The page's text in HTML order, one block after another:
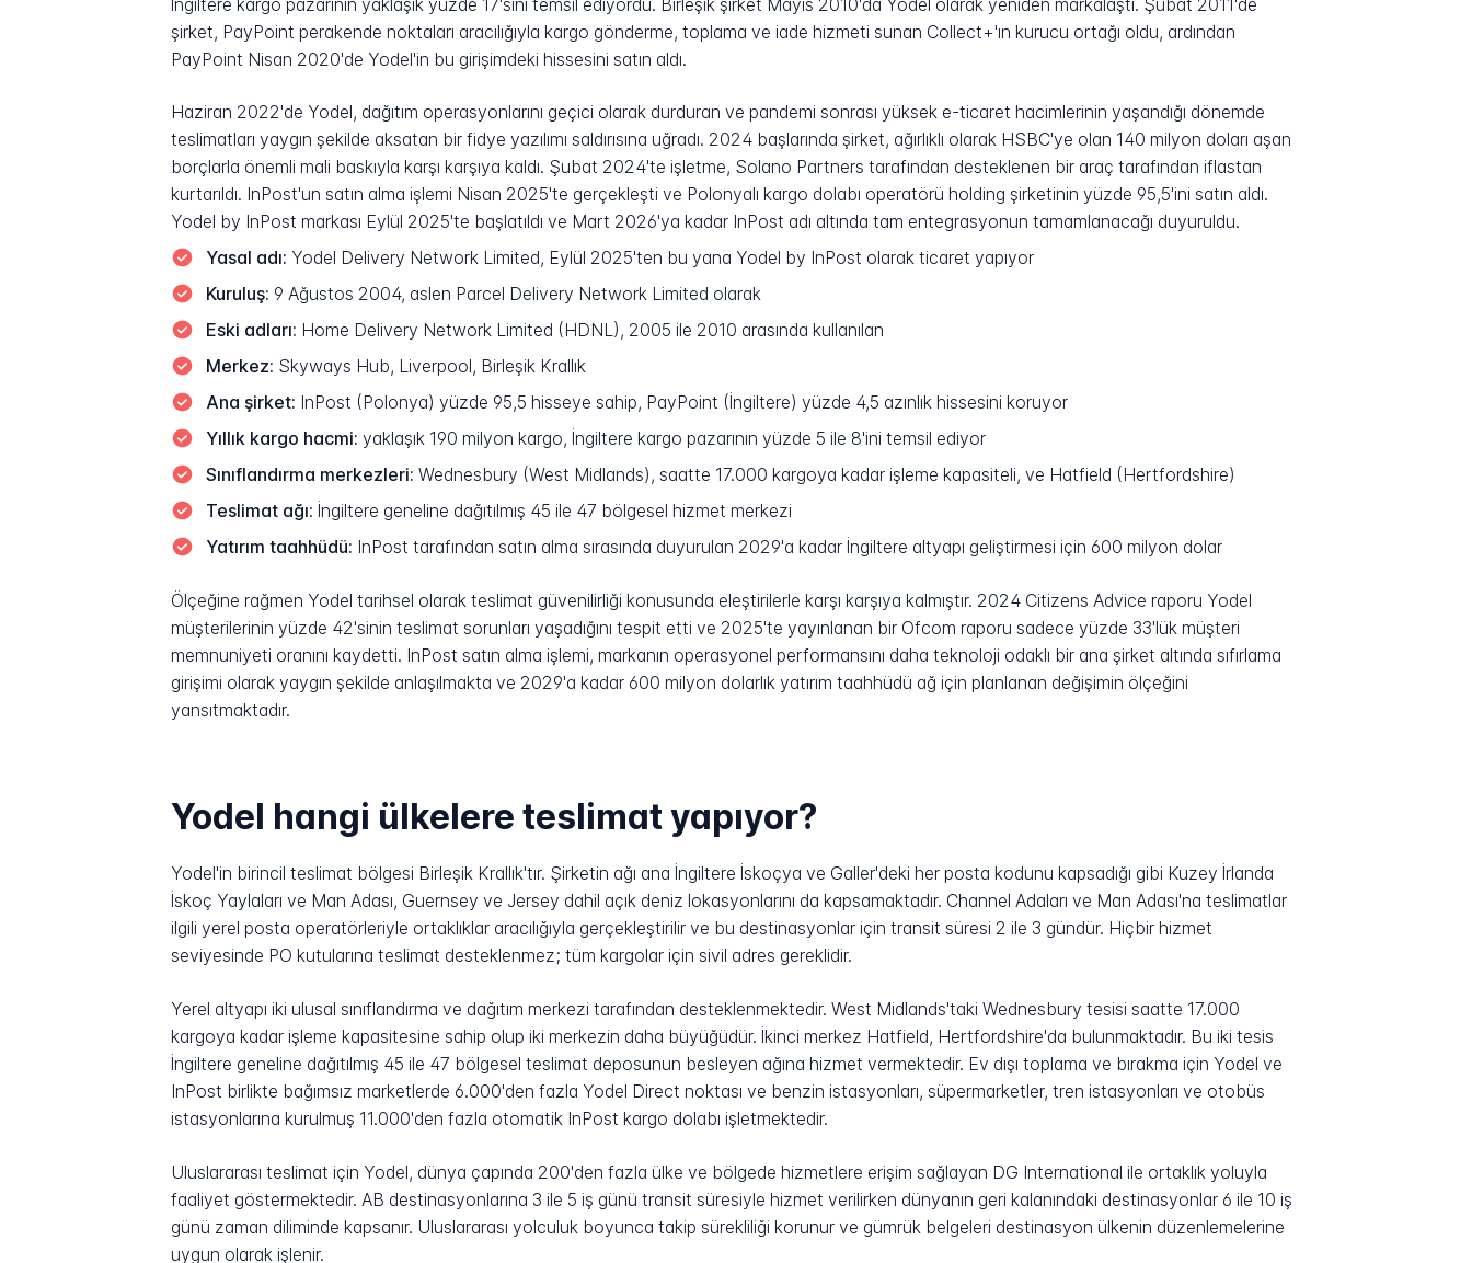
İngiltere kargo pazarının yaklaşık yüzde 17'sini temsil ediyordu. Birleşik şirket Mayıs 2010'da Yodel olarak yeniden markalaştı. Şubat 2011'de
şirket, PayPoint perakende noktaları aracılığıyla kargo gönderme, toplama ve iade hizmeti sunan Collect+'ın kurucu ortağı oldu, ardından
PayPoint Nisan 2020'de Yodel'in bu girişimdeki hissesini satın aldı.
Haziran 2022'de Yodel, dağıtım operasyonlarını geçici olarak durduran ve pandemi sonrası yüksek e-ticaret hacimlerinin yaşandığı dönemde
teslimatları yaygın şekilde aksatan bir fidye yazılımı saldırısına uğradı. 2024 başlarında şirket, ağırlıklı olarak HSBC'ye olan 140 milyon doları aşan
borçlarla önemli mali baskıyla karşı karşıya kaldı. Şubat 2024'te işletme, Solano Partners tarafından desteklenen bir araç tarafından iflastan
kurtarıldı. InPost'un satın alma işlemi Nisan 2025'te gerçekleşti ve Polonyalı kargo dolabı operatörü holding şirketinin yüzde 95,5'ini satın aldı.
Yodel by InPost markası Eylül 2025'te başlatıldı ve Mart 2026'ya kadar InPost adı altında tam entegrasyonun tamamlanacağı duyuruldu.
Yasal adı: Yodel Delivery Network Limited, Eylül 2025'ten bu yana Yodel by InPost olarak ticaret yapıyor
Kuruluş: 9 Ağustos 2004, aslen Parcel Delivery Network Limited olarak
Eski adları: Home Delivery Network Limited (HDNL), 2005 ile 2010 arasında kullanılan
Merkez: Skyways Hub, Liverpool, Birleşik Krallık
Ana şirket: InPost (Polonya) yüzde 95,5 hisseye sahip, PayPoint (İngiltere) yüzde 4,5 azınlık hissesini koruyor
Yıllık kargo hacmi: yaklaşık 190 milyon kargo, İngiltere kargo pazarının yüzde 5 ile 8'ini temsil ediyor
Sınıflandırma merkezleri: Wednesbury (West Midlands), saatte 17.000 kargoya kadar işleme kapasiteli, ve Hatfield (Hertfordshire)
Teslimat ağı: İngiltere geneline dağıtılmış 45 ile 47 bölgesel hizmet merkezi
Yatırım taahhüdü: InPost tarafından satın alma sırasında duyurulan 2029'a kadar İngiltere altyapı geliştirmesi için 600 milyon dolar
Ölçeğine rağmen Yodel tarihsel olarak teslimat güvenilirliği konusunda eleştirilerle karşı karşıya kalmıştır. 2024 Citizens Advice raporu Yodel
müşterilerinin yüzde 42'sinin teslimat sorunları yaşadığını tespit etti ve 2025'te yayınlanan bir Ofcom raporu sadece yüzde 33'lük müşteri
memnuniyeti oranını kaydetti. InPost satın alma işlemi, markanın operasyonel performansını daha teknoloji odaklı bir ana şirket altında sıfırlama
girişimi olarak yaygın şekilde anlaşılmakta ve 2029'a kadar 600 milyon dolarlık yatırım taahhüdü ağ için planlanan değişimin ölçeğini
yansıtmaktadır.
Yodel hangi ülkelere teslimat yapıyor?
Yodel'in birincil teslimat bölgesi Birleşik Krallık'tır. Şirketin ağı ana İngiltere İskoçya ve Galler'deki her posta kodunu kapsadığı gibi Kuzey İrlanda
İskoç Yaylaları ve Man Adası, Guernsey ve Jersey dahil açık deniz lokasyonlarını da kapsamaktadır. Channel Adaları ve Man Adası'na teslimatlar
ilgili yerel posta operatörleriyle ortaklıklar aracılığıyla gerçekleştirilir ve bu destinasyonlar için transit süresi 2 ile 3 gündür. Hiçbir hizmet
seviyesinde PO kutularına teslimat desteklenmez; tüm kargolar için sivil adres gereklidir.
Yerel altyapı iki ulusal sınıflandırma ve dağıtım merkezi tarafından desteklenmektedir. West Midlands'taki Wednesbury tesisi saatte 17.000
kargoya kadar işleme kapasitesine sahip olup iki merkezin daha büyüğüdür. İkinci merkez Hatfield, Hertfordshire'da bulunmaktadır. Bu iki tesis
İngiltere geneline dağıtılmış 45 ile 47 bölgesel teslimat deposunun besleyen ağına hizmet vermektedir. Ev dışı toplama ve bırakma için Yodel ve
InPost birlikte bağımsız marketlerde 6.000'den fazla Yodel Direct noktası ve benzin istasyonları, süpermarketler, tren istasyonları ve otobüs
istasyonlarına kurulmuş 11.000'den fazla otomatik InPost kargo dolabı işletmektedir.
Uluslararası teslimat için Yodel, dünya çapında 200'den fazla ülke ve bölgede hizmetlere erişim sağlayan DG International ile ortaklık yoluyla
faaliyet göstermektedir. AB destinasyonlarına 3 ile 5 iş günü transit süresiyle hizmet verilirken dünyanın geri kalanındaki destinasyonlar 6 ile 10 iş
günü zaman diliminde kapsanır. Uluslararası yolculuk boyunca takip sürekliliği korunur ve gümrük belgeleri destinasyon ülkenin düzenlemelerine
uygun olarak işlenir.